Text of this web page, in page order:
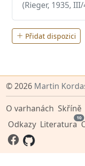
(Rieger, 1935, III/
Přidat dispozici
© 2026 Martin
O varhanách Skříně
Odkazy Literatura
10